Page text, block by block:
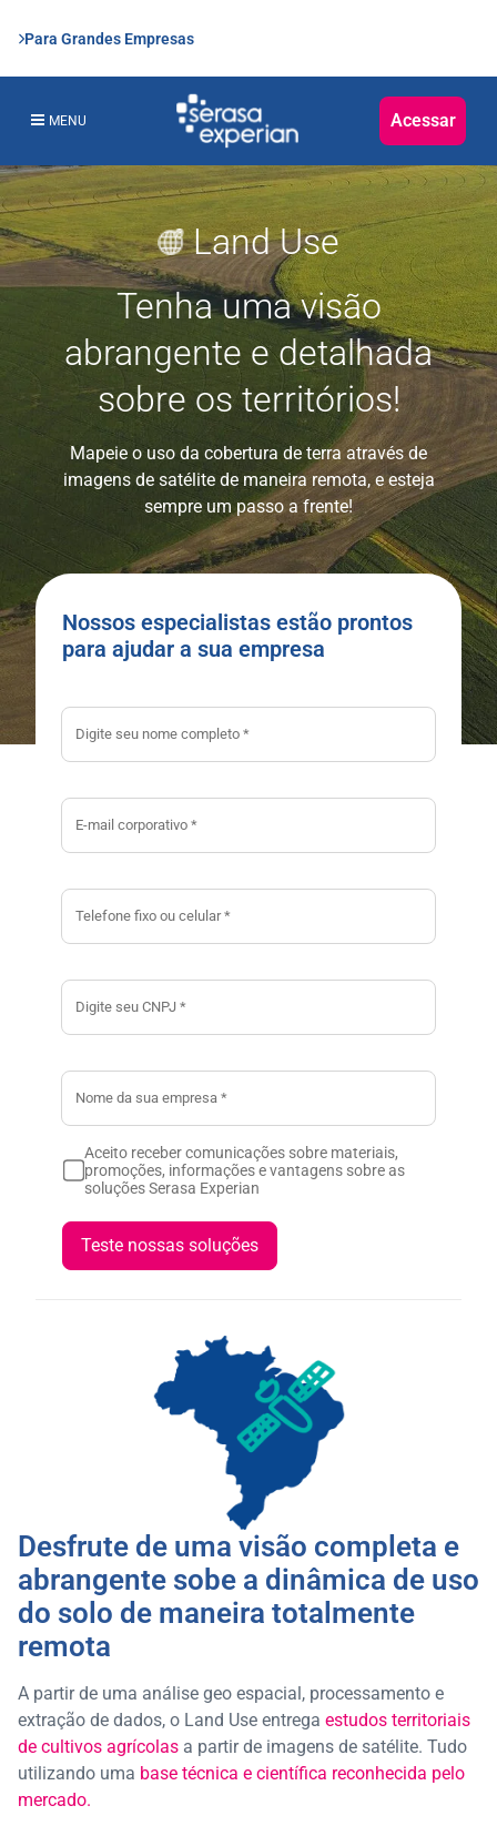
Para Grandes Empresas
MENU Acessar
Land Use
Tenha uma visão
abrangente e detalhada
sobre os territórios!
Mapeie o uso da cobertura de terra através de
imagens de satélite de maneira remota, e esteja
sempre um passo a frente!
Nossos especialistas estão prontos
para ajudar a sua empresa
Aceito receber comunicações sobre materiais,
promoções, informações e vantagens sobre as
soluções Serasa Experian
Teste nossas soluções
Desfrute de uma visão completa e
abrangente sobe a dinâmica de uso
do solo de maneira totalmente
remota​
A partir de uma análise geo espacial, processamento e
extração de dados, o Land Use entrega estudos territoriais
de cultivos agrícolas a partir de imagens de satélite. Tudo
utilizando uma base técnica e científica reconhecida pelo
mercado.